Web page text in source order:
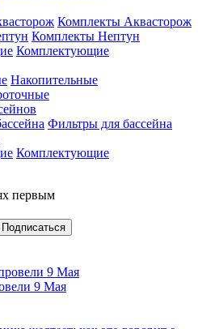
Комплекты Аквасторож
Комплекты Нептун
Комплектующие
Накопительные
Фильтры для бассейна
Комплектующие
первым
9 Мая